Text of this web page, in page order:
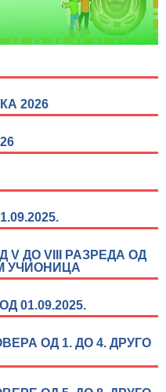
2026
ДО VIII РАЗРЕДА ОД
УЧИОНИЦА
01.09.2025.
ОД 1. ДО 4. ДРУГО